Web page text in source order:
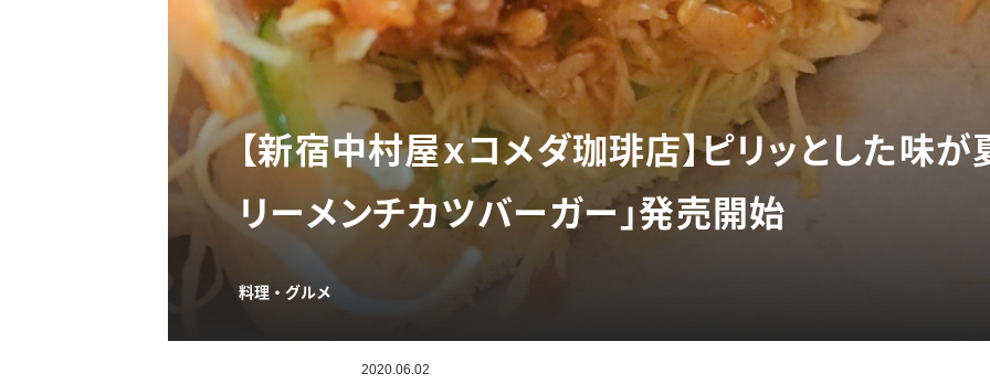
【新宿中村屋ｘコメダ珈琲店】ピリッとした味が
リーメンチカツバーガー」発売開始
料理・グルメ
2020.06.02